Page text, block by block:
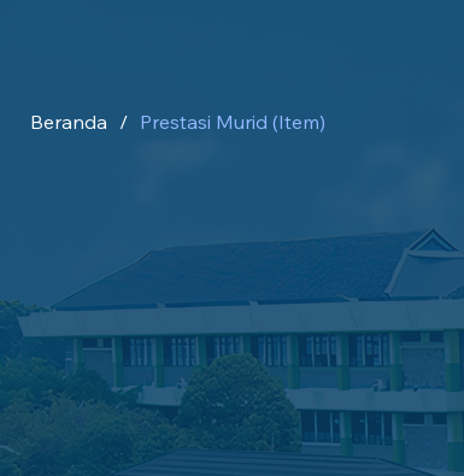
Beranda / Prestasi Murid (Item)